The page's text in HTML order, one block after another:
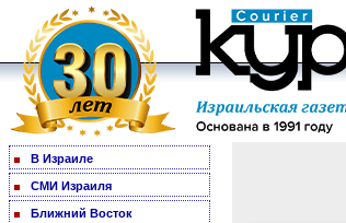
В Израиле
СМИ Израиля
Ближний Восток